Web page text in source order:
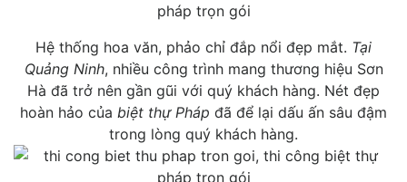
Hệ thống hoa văn, phảo chỉ đắp nổi đẹp mắt. Tại
Quảng Ninh, nhiều công trình mang thương hiệu Sơn
Hà đã trở nên gần gũi với quý khách hàng. Nét đẹp
hoàn hảo của biệt thự Pháp đã để lại dấu ấn sâu đậm
trong lòng quý khách hàng.